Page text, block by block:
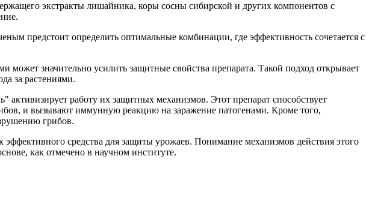
экстракты лишайника, коры сосны сибирской и других компонентов с
предстоит определить оптимальные комбинации, где эффективность сочетается с
значительно усилить защитные свойства препарата. Такой подход открывает
за растениями.
работу их защитных механизмов. Этот препарат способствует
и вызывают иммунную реакцию на заражение патогенами. Кроме того,
грибов.
средства для защиты урожаев. Понимание механизмов действия этого
как отмечено в научном институте.